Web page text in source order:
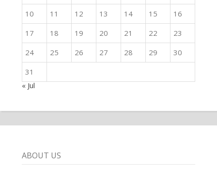
10
11 12 13 14 15
16
17
18 19 20 21 22
23
24
25 26 27 28 29
30
31
« Jul
ABOUT US